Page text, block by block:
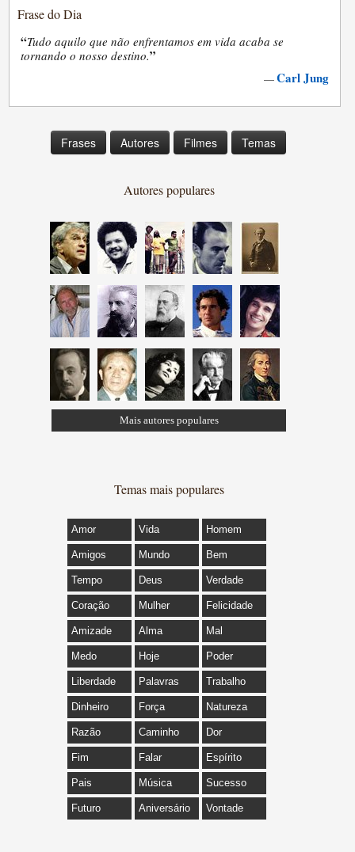
Frase do Dia
“Tudo aquilo que não enfrentamos em vida acaba se
tornando o nosso destino.”
—Carl Jung
Frases Autores Filmes Temas
Autores populares
Mais autores populares
Temas mais populares
Amor Vida Homem
Amigos Mundo Bem
Tempo Deus Verdade
Coração Mulher Felicidade
Amizade Alma Mal
Medo Hoje Poder
Liberdade Palavras Trabalho
Dinheiro Força Natureza
Razão Caminho Dor
Fim Falar Espírito
Pais Música Sucesso
Futuro Aniversário Vontade